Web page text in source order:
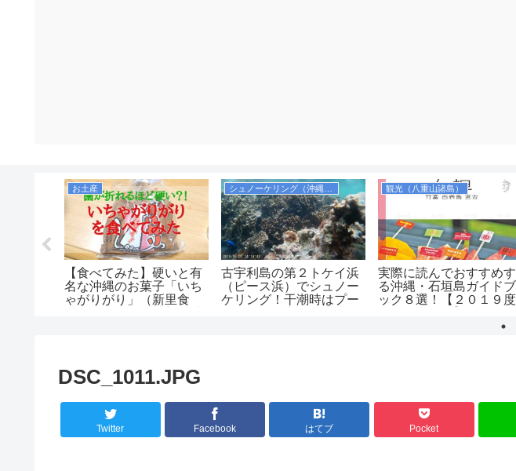
お土産
【食べてみた】硬いと有
名な沖縄のお菓子「いち
ゃがりがり」（新里食
古宇利島の第２トケイ浜
（ピース浜）でシュノー
ケリング！干潮時はプー
観光（八重山諸島）
実際に読んでおすすめす
る沖縄・石垣島ガイドブ
ック８選！【２０１９度
DSC_1011.JPG
Twitter Facebook はてブ Pocket